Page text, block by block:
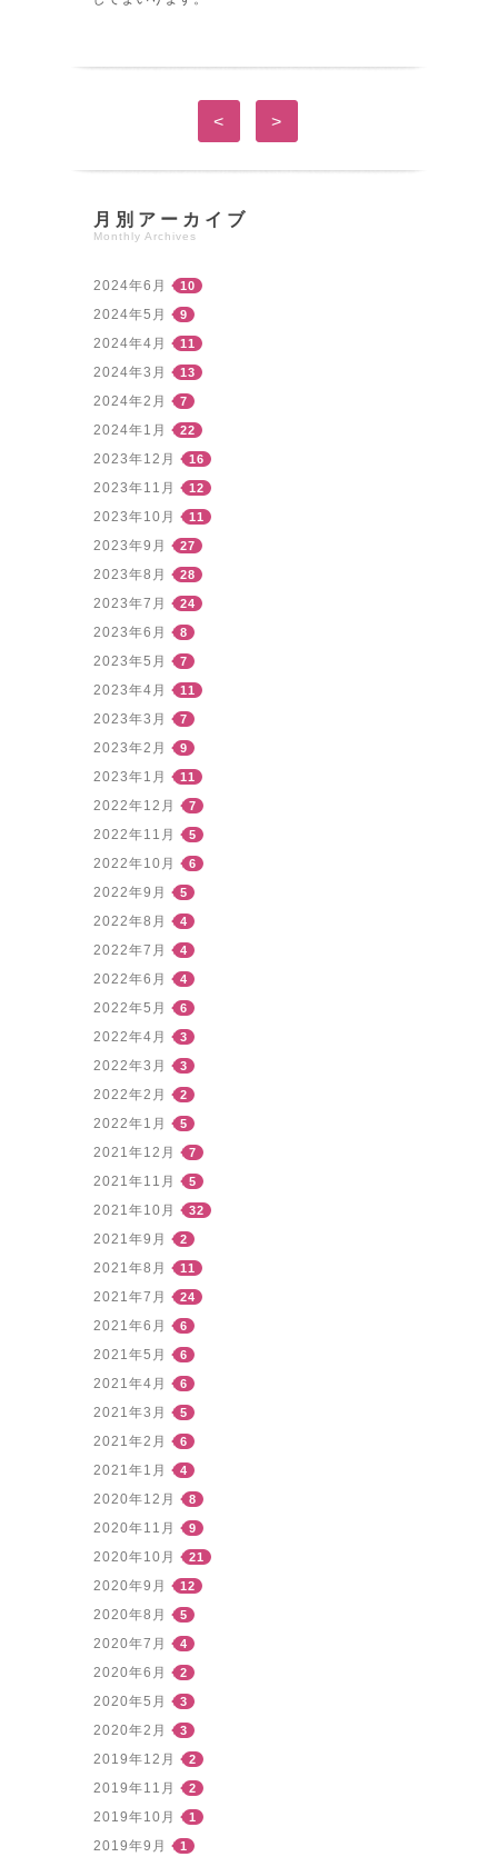
< >
月別アーカイブ
Monthly Archives
2024年6月 10
2024年5月 9
2024年4月 11
2024年3月 13
2024年2月 7
2024年1月 22
2023年12月 16
2023年11月 12
2023年10月 11
2023年9月 27
2023年8月 28
2023年7月 24
2023年6月 8
2023年5月 7
2023年4月 11
2023年3月 7
2023年2月 9
2023年1月 11
2022年12月 7
2022年11月 5
2022年10月 6
2022年9月 5
2022年8月 4
2022年7月 4
2022年6月 4
2022年5月 6
2022年4月 3
2022年3月 3
2022年2月 2
2022年1月 5
2021年12月 7
2021年11月 5
2021年10月 32
2021年9月 2
2021年8月 11
2021年7月 24
2021年6月 6
2021年5月 6
2021年4月 6
2021年3月 5
2021年2月 6
2021年1月 4
2020年12月 8
2020年11月 9
2020年10月 21
2020年9月 12
2020年8月 5
2020年7月 4
2020年6月 2
2020年5月 3
2020年2月 3
2019年12月 2
2019年11月 2
2019年10月 1
2019年9月 1